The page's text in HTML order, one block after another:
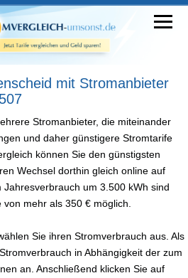
mit Stromanbieter
Stromanbieter, die miteinander
und daher günstigere Stromtarife
können Sie den günstigsten
Wechsel dorthin gleich online auf
um 3.500 kWh sind
mehr als 350 € möglich.
Sie ihren Stromverbrauch aus. Als
in Abhängigkeit der zum
an. Anschließend klicken Sie auf